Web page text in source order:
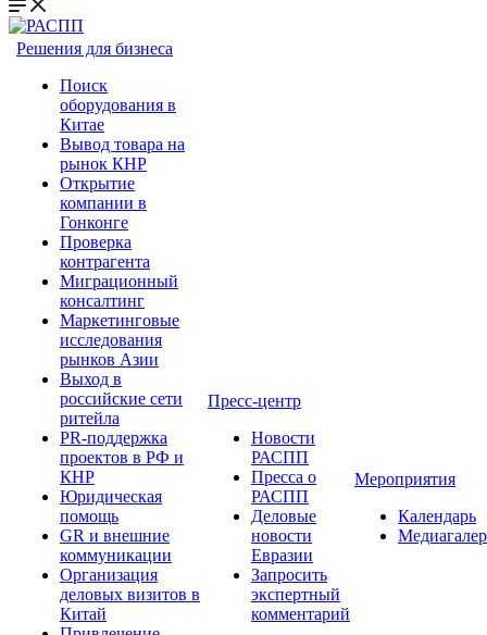
Решения для бизнеса
Поиск
оборудования в
Китае
Вывод товара на
рынок КНР
Открытие
компании в
Гонконге
Проверка
контрагента
Миграционный
консалтинг
Маркетинговые
исследования
рынков Азии
Выход в
российские сети
ритейла
PR-поддержка
проектов в РФ и
КНР
Юридическая
помощь
GR и внешние
коммуникации
Организация
деловых визитов в
Китай
Пресс-центр
Новости
РАСПП
Пресса о
РАСПП
Деловые
новости
Евразии
Запросить
экспертный
комментарий
Мероприятия
Календарь